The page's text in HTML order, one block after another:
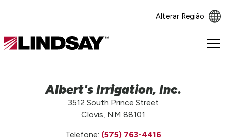
Alterar Região
Lindsay.
Albert's Irrigation, Inc.
3512 South Prince Street
Clovis, NM 88101
Telefone: (575) 763-4416